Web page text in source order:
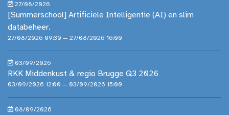
27/08/2026
[Summerschool] Artificiële Intelligentie (AI) en slim
databeheer.
27/08/2026 09:30 — 27/08/2026 16:00
03/09/2026
RKK Middenkust & regio Brugge Q3 2026
03/09/2026 12:00 — 03/09/2026 15:00
08/09/2026